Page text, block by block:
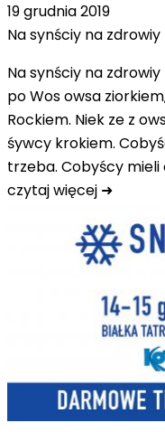
19 grudnia 2019
Na synściy na
Na synściy na
po Wos owsa
Rockiem. Niek ze z
śywcy krokiem.
trzeba. Cobyścy mieli
czytaj więcej ➜